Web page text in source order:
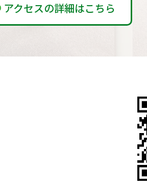
アクセスの詳細はこちら